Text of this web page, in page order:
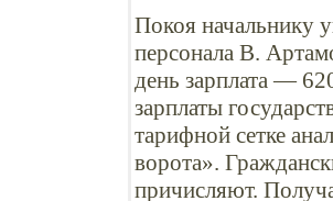
Покоя начальнику
персонала В.
день зарплата —
зарплаты
тарифной сетке
ворота».
причисляют.